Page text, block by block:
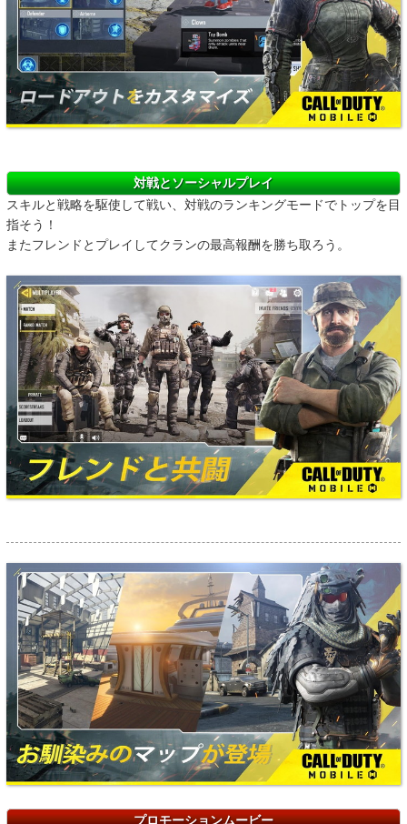
対戦とソーシャルプレイ
スキルと戦略を駆使して戦い、対戦のランキングモードでトップを目
指そう！
またフレンドとプレイしてクランの最高報酬を勝ち取ろう。
プロモーションムービー